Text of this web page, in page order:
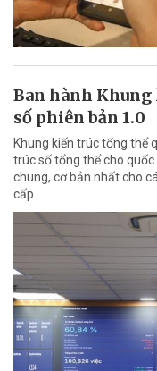
Ban hành
số phiên bản 1.0
Khung kiến trúc tổng thể
trúc số tổng thể cho
chung, cơ bản nhất cho
cấp.